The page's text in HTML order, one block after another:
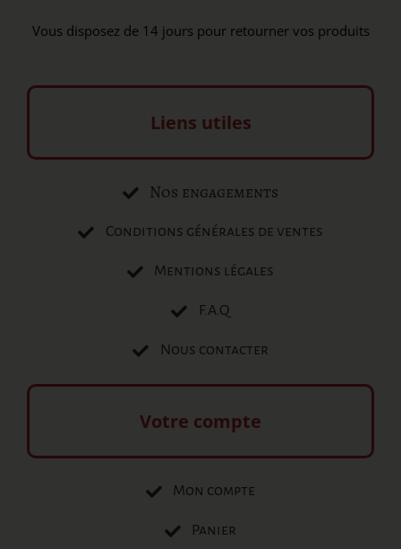
Vous disposez de 14 jours pour retourner vos produits
Liens utiles
Nos engagements
Conditions générales de ventes
Mentions légales
F.A.Q
Nous contacter
Votre compte
Mon compte
Panier